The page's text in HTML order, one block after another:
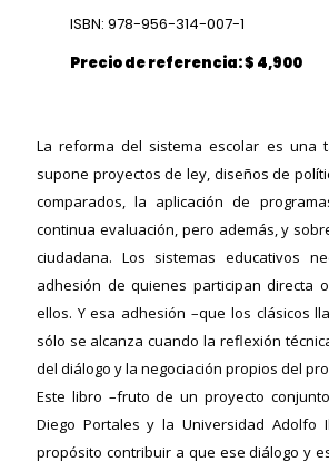
ISBN: 978-956-314-007-1
Precio de referencia: $ 4,900
La reforma del sistema escolar es una
supone proyectos de ley, diseños de
comparados, la aplicación de
continua evaluación, pero además, y
ciudadana. Los sistemas educativos
adhesión de quienes participan directa
ellos. Y esa adhesión –que los clásicos
sólo se alcanza cuando la reflexión
del diálogo y la negociación propios del
Este libro –fruto de un proyecto
Diego Portales y la Universidad Adolfo
propósito contribuir a que ese diálogo y